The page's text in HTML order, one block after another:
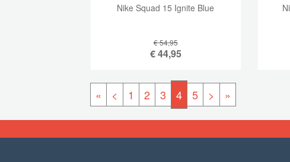
Nike Squad 15 Ignite Blue
€ 54,95
€44,95
« < 1 2 3 4 5 > »